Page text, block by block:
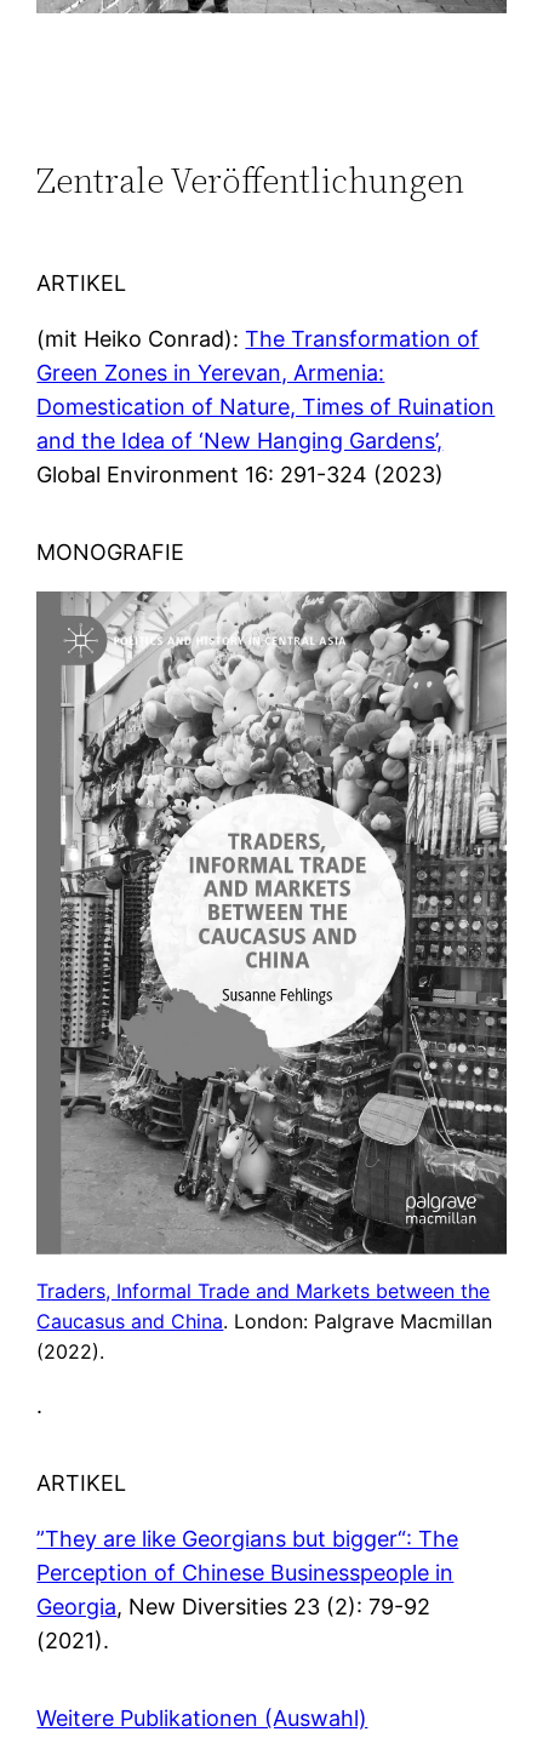
Zentrale Veröffentlichungen
ARTIKEL
(mit Heiko Conrad):The Transformation of
Green Zones in Yerevan, Armenia:
Domestication of Nature, Times of Ruination
and the Idea of ‘New Hanging Gardens’,
Global Environment 16: 291-324 (2023)
MONOGRAFIE
Traders, Informal Trade and Markets between the
Caucasus and China. London: Palgrave Macmillan
(2022).
.
ARTIKEL
”They are like Georgians but bigger“: The
Perception of Chinese Businesspeople in
Georgia, New Diversities 23 (2): 79-92
(2021).
Weitere Publikationen (Auswahl)